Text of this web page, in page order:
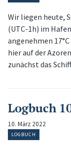
Wir liegen heute,
(UTC-1h) im
angenehmen
hier auf der
zunächst das
Logbuch
10. März 2022
LOGBUCH